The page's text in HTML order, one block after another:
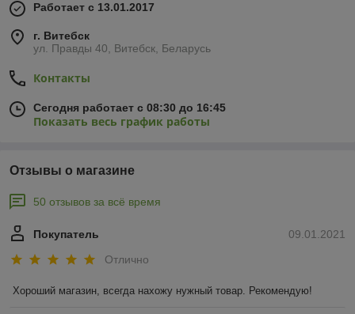
Работает с 13.01.2017
г. Витебск
ул. Правды 40, Витебск, Беларусь
Контакты
Сегодня работает с 08:30 до 16:45
Показать весь график работы
Отзывы о магазине
50 отзывов за всё время
09.01.2021
Покупатель
Отлично
Хороший магазин, всегда нахожу нужный товар. Рекомендую!